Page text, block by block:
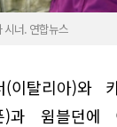
시너. 연합뉴스
탈리아)와 카
과 윔블던에